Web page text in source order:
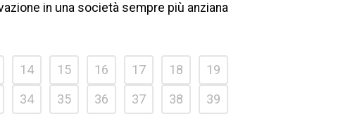
in una società sempre più anziana
14 15 16 17 18
19
34 35 36 37 38
39